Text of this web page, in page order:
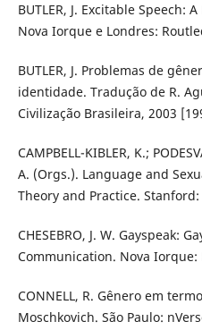
BUTLER, J. Excitable Speech:
Nova Iorque e Londres:
BUTLER, J. Problemas de
identidade. Tradução de R.
Civilização Brasileira, 2003
CAMPBELL-KIBLER, K.;
A. (Orgs.). Language and
Theory and Practice.
CHESEBRO, J. W. Gayspeak:
Communication. Nova Iorque:
CONNELL, R. Gênero em
Moschkovich. São Paulo: